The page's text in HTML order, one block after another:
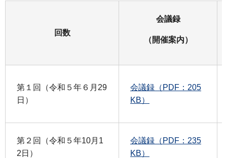
回数
会議録
（開催案内）
第１回（令和５年６月29
日）
会議録（PDF：205
KB）
第２回（令和５年10月1
2日）
会議録（PDF：235
KB）